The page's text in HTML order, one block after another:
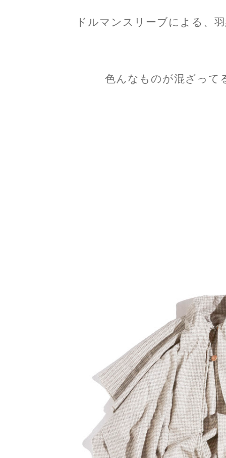
ドルマンスリーブによる、
色んなものが混ざって